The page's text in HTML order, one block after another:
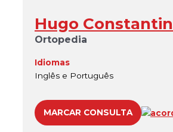
Hugo
Ortopedia
Idiomas
Inglês e Português
MARCAR CONSULTA